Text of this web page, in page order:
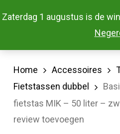
Zaterdag 1 augustus is de
to
Home Accessoires
Fietstassen dubbel
fietstas MIK – 50 liter –
review toevoegen